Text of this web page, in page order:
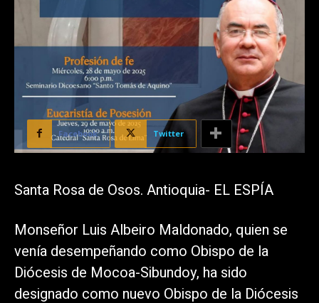
Facebook Twitter
Santa Rosa de Osos. Antioquia- EL ESPÍA
Monseñor Luis Albeiro Maldonado, quien se
venía desempeñando como Obispo de la
Diócesis de Mocoa-Sibundoy, ha sido
designado como nuevo Obispo de la Diócesis